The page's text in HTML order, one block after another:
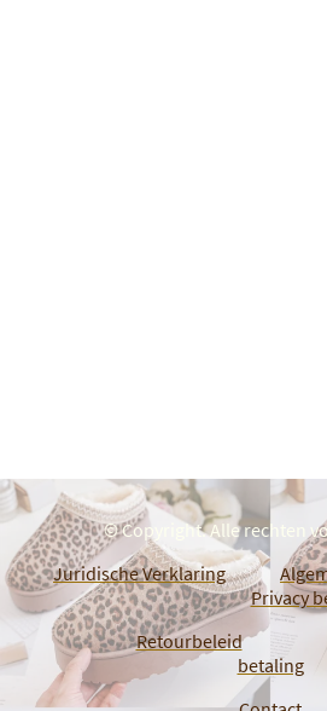
© Copyright. Alle rechten
Juridische Verklaring
Privacy
Retourbeleid
betaling